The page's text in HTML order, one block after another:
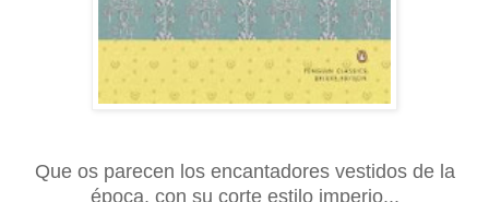
Que os parecen los encantadores vestidos de la
época, con su corte estilo imperio...